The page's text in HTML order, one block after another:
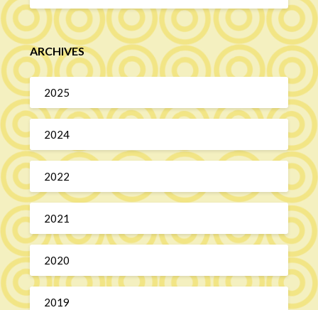
ARCHIVES
2025
2024
2022
2021
2020
2019